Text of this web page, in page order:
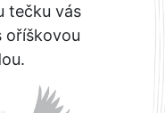
tečku vás
oříškovou